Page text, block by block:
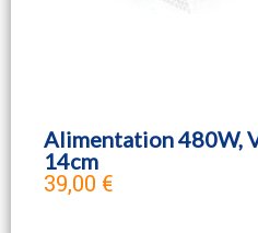
Alimentation 480W,
14cm
39,00 €